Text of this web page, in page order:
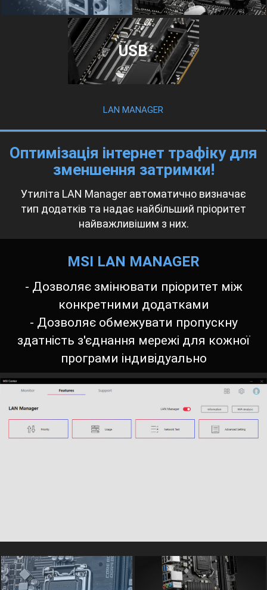
USB
LAN MANAGER
Оптимізація інтернет трафіку для
зменшення затримки!
Утиліта LAN Manager автоматично визначає
тип додатків та надає найбільший пріоритет
найважливішим з них.
MSI LAN MANAGER
- Дозволяє змінювати пріоритет між
конкретними додатками
- Дозволяє обмежувати пропускну
здатність з'єднання мережі для кожної
програми індивідуально